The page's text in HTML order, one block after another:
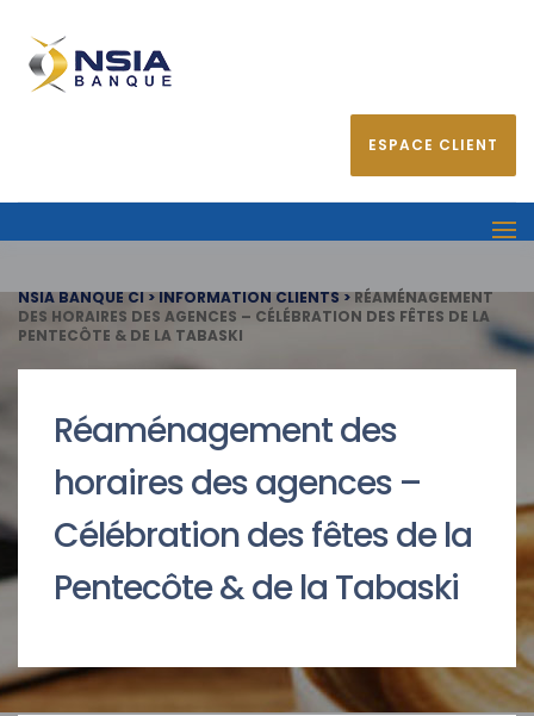
ESPACE CLIENT
NSIA BANQUE CI>INFORMATION CLIENTS>RÉAMÉNAGEMENT
DES HORAIRES DES AGENCES – CÉLÉBRATION DES FÊTES DE LA
PENTECÔTE & DE LA TABASKI
Réaménagement des
horaires des agences –
Célébration des fêtes de la
Pentecôte & de la Tabaski